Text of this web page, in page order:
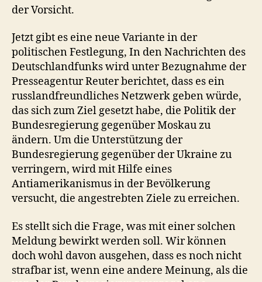
der Vorsicht.
Jetzt gibt es eine neue Variante in der
politischen Festlegung, In den Nachrichten des
Deutschlandfunks wird unter Bezugnahme der
Presseagentur Reuter berichtet, dass es ein
russlandfreundliches Netzwerk geben würde,
das sich zum Ziel gesetzt habe, die Politik der
Bundesregierung gegenüber Moskau zu
ändern. Um die Unterstützung der
Bundesregierung gegenüber der Ukraine zu
verringern, wird mit Hilfe eines
Antiamerikanismus in der Bevölkerung
versucht, die angestrebten Ziele zu erreichen.
Es stellt sich die Frage, was mit einer solchen
Meldung bewirkt werden soll. Wir können
doch wohl davon ausgehen, dass es noch nicht
strafbar ist, wenn eine andere Meinung, als die